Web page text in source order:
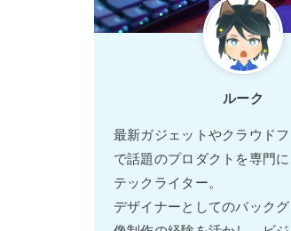
ルーク
最新ガジェットやクラウド
で話題のプロダクトを専門
テックライター。
デザイナーとしてのバック